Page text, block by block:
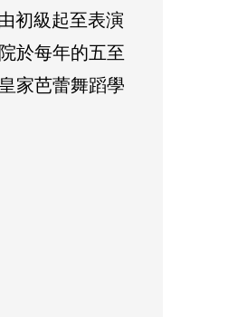
初級起至表演
於每年的五至
家芭蕾舞蹈學